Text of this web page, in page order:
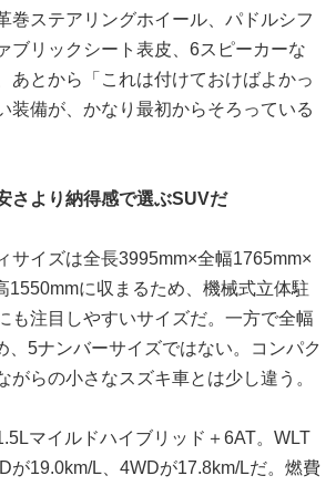
巻ステアリングホイール、パドルシフ
ブリックシート表皮、6スピーカーな
あとから「これは付けておけばよかっ
装備が、かなり最初からそろっている
さより納得感で選ぶSUVだ
サイズは全長3995mm×全幅1765mm×
1550mmに収まるため、機械式立体駐
も注目しやすいサイズだ。一方で全幅
、5ナンバーサイズではない。コンパク
がらの小さなスズキ車とは少し違う。
マイルドハイブリッド＋6AT。WLT
が19.0km/L、4WDが17.8km/Lだ。燃費